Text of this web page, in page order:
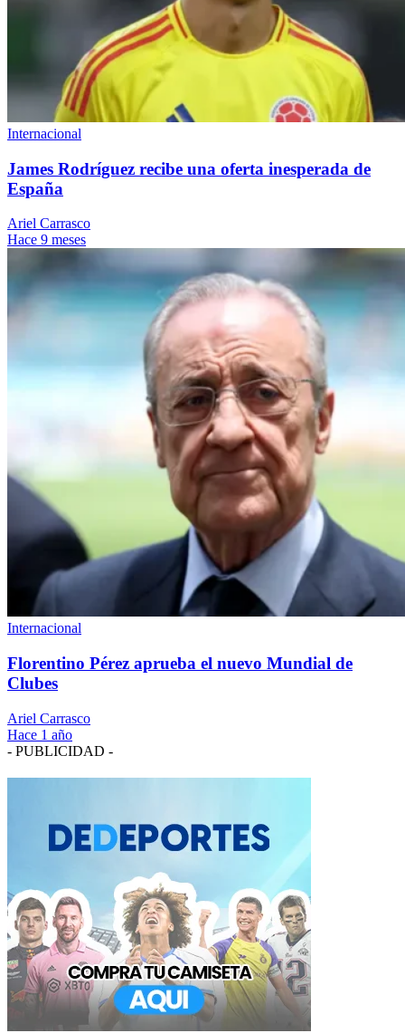
Internacional
James Rodríguez recibe una oferta inesperada de
España
Ariel Carrasco
Hace 9 meses
Internacional
Florentino Pérez aprueba el nuevo Mundial de
Clubes
Ariel Carrasco
Hace 1 año
- PUBLICIDAD -